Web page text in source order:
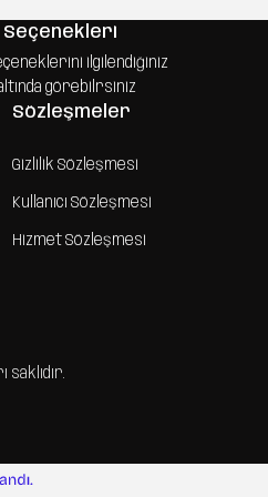
Seçenekleri
ilgilendiğiniz
görebilrsiniz
Sözleşmeler
Gizlilik Sözleşmesi
Kullanıcı Sözleşmesi
Hizmet Sözleşmesi
saklıdır.